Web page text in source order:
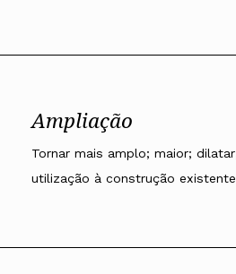
Ampliação
Tornar mais amplo; maior;
utilização à construção